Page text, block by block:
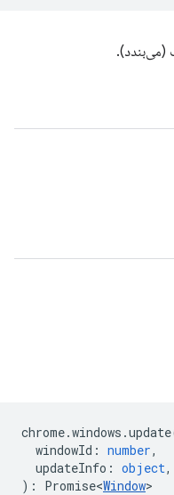
(می‌بندد).
chrome.windows .update
windowId : number,
updateInfo : object,
) : Promise<Window>